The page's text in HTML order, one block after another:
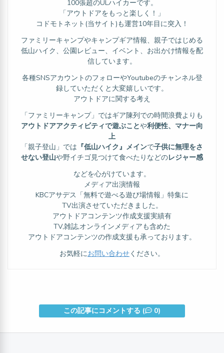
100張超のULハイカーです。
「アウトドアをもっと楽しく！」
コドモトネット(当サイト)も運営10年目に突入！
ファミリーキャンプやキャンプギア情報、親子ではじめる
低山ハイク、公園レビュー、イベント、お出かけ情報を配
信しています。
各種SNSアカウントのフォローやYoutubeのチャンネル登
録していただくと大変嬉しいです。
アウトドアに関する考え
「ファミリーキャンプ」ではギア陳列での時間浪費よりも
アウトドアアクティビティで遊ぶことや利便性、マナー向
上
「親子登山」では 『低山ハイク』メインで子供に無理をさ
せない登山や野イチゴ見つけて食べたりなどのレジャー感
などを心がけています。
メディア出演情報
KBCアサデス「無料で遊べる遊び場情報」特集に
TV出演させていただきました。
アウトドアコンテンツ作成支援実績有
TV,雑誌,オンラインメディアも含めた
アウトドアコンテンツの作成支援も承っております。
お気軽にお問い合わせください。
この記事にコメントする ( 0)